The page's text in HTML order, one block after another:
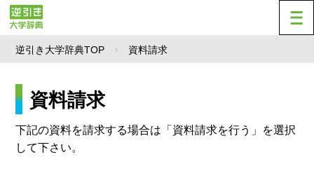
逆引き大学辞典TOP 資料請求
資料請求
下記の資料を請求する場合は「資料請求を行う」を選択
して下さい。